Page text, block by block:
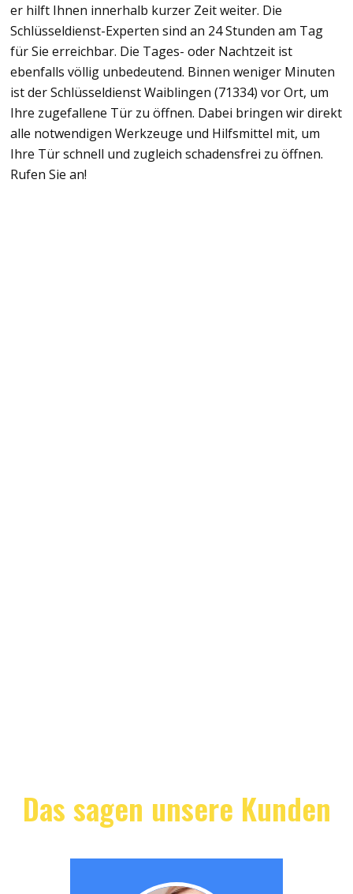
er hilft Ihnen innerhalb kurzer Zeit weiter. Die
Schlüsseldienst-Experten sind an 24 Stunden am Tag
für Sie erreichbar. Die Tages- oder Nachtzeit ist
ebenfalls völlig unbedeutend. Binnen weniger Minuten
ist der Schlüsseldienst Waiblingen (71334) vor Ort, um
Ihre zugefallene Tür zu öffnen. Dabei bringen wir direkt
alle notwendigen Werkzeuge und Hilfsmittel mit, um
Ihre Tür schnell und zugleich schadensfrei zu öffnen.
Rufen Sie an!
Das sagen unsere Kunden